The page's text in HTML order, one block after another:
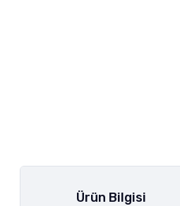
Ürün Bilgisi